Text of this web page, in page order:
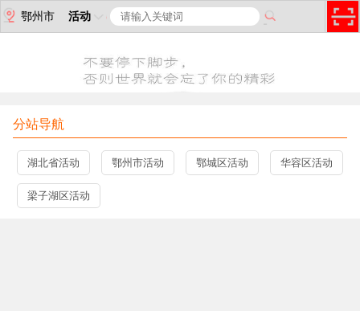
鄂州市 活动
分站导航
湖北省活动 鄂州市活动 鄂城区活动 华容区活动
梁子湖区活动